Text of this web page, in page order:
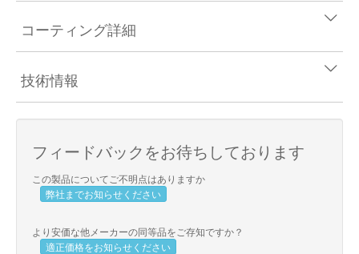
コーティング詳細
技術情報
フィードバックをお待ちしております
この製品についてご不明点はありますか
弊社までお知らせください
より安価な他メーカーの同等品をご存知ですか？
適正価格をお知らせください